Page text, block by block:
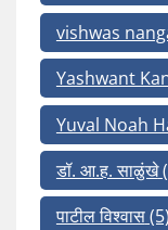
vishwas
Yashwant
Yuval Noah
डॉ. आ.ह. साळुंखे
पाटील विश्वास(5)